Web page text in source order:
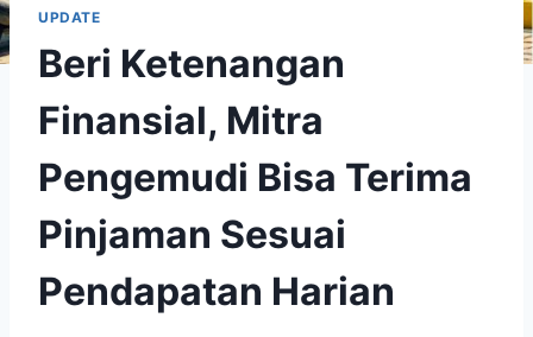
UPDATE
Beri Ketenangan
Finansial, Mitra
Pengemudi Bisa Terima
Pinjaman Sesuai
Pendapatan Harian